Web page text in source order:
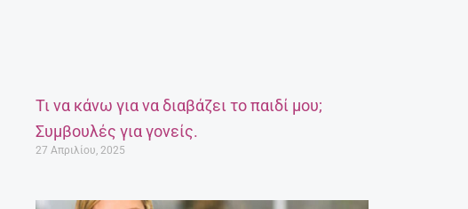
Τι να κάνω για να διαβάζει το παιδί μου;
Συμβουλές για γονείς.
27 Απριλίου, 2025